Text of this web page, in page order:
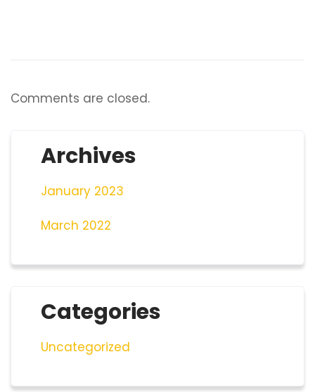
Comments are closed.
Archives
January 2023
March 2022
Categories
Uncategorized